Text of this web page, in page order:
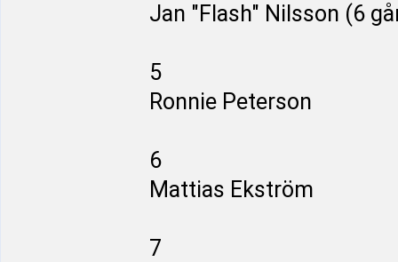
Jan "Flash" Nilsson (6
5
Ronnie Peterson
6
Mattias Ekström
7